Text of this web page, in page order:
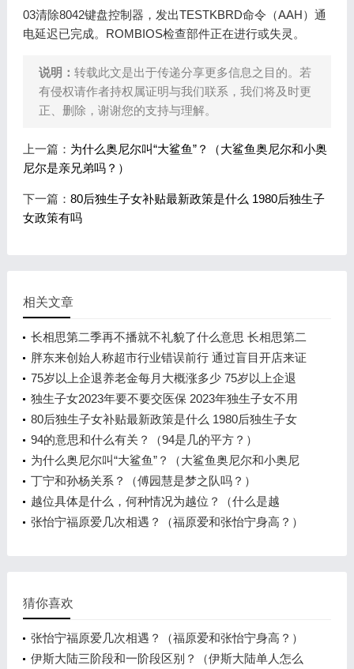
03清除8042键盘控制器，发出TESTKBRD命令（AAH）通
电延迟已完成。ROMBIOS检查部件正在进行或失灵。
说明： 转载此文是出于传递分享更多信息之目的。若
有侵权请作者持权属证明与我们联系，我们将及时更
正、删除，谢谢您的支持与理解。
上一篇： 为什么奥尼尔叫“大鲨鱼”？（大鲨鱼奥尼尔和小奥
尼尔是亲兄弟吗？）
下一篇： 80后独生子女补贴最新政策是什么 1980后独生子
女政策有吗
相关文章
长相思第二季再不播就不礼貌了什么意思 长相思第二
季再不播就不礼貌了为什么
胖东来创始人称超市行业错误前行 通过盲目开店来证
明自己有多优秀
75岁以上企退养老金每月大概涨多少 75岁以上企退
养老金每月增加多少
独生子女2023年要不要交医保 2023年独生子女不用
交新农合吗
80后独生子女补贴最新政策是什么 1980后独生子女
政策有吗
94的意思和什么有关？（94是几的平方？）
为什么奥尼尔叫“大鲨鱼”？（大鲨鱼奥尼尔和小奥尼
尔是亲兄弟吗？）
丁宁和孙杨关系？（傅园慧是梦之队吗？）
越位具体是什么，何种情况为越位？（什么是越
位？）
张怡宁福原爱几次相遇？（福原爱和张怡宁身高？）
猜你喜欢
张怡宁福原爱几次相遇？（福原爱和张怡宁身高？）
伊斯大陆三阶段和一阶段区别？（伊斯大陆单人怎么